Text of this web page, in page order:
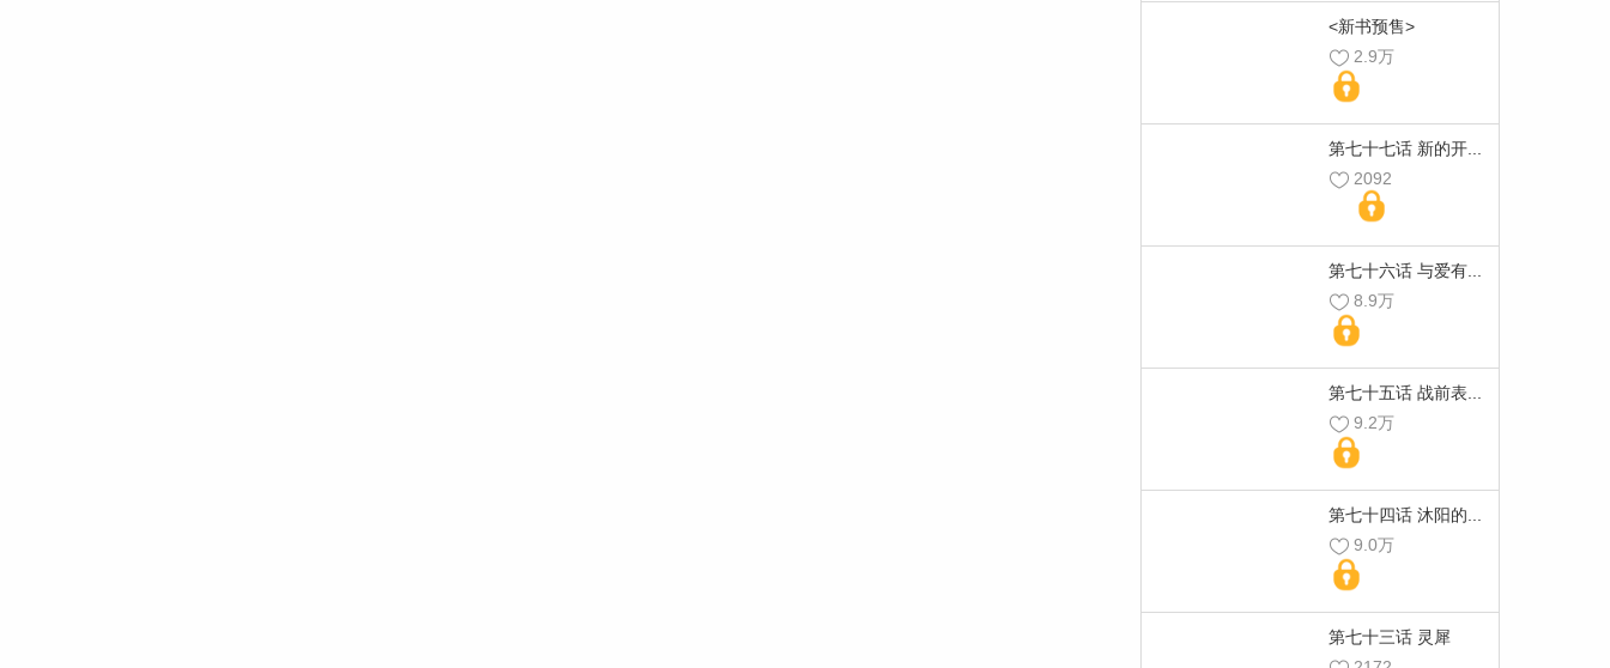
<新书预售>
2.9万
第七十七话 新的开...
2092
第七十六话 与爱有...
8.9万
第七十五话 战前表...
9.2万
第七十四话 沐阳的...
9.0万
第七十三话 灵犀